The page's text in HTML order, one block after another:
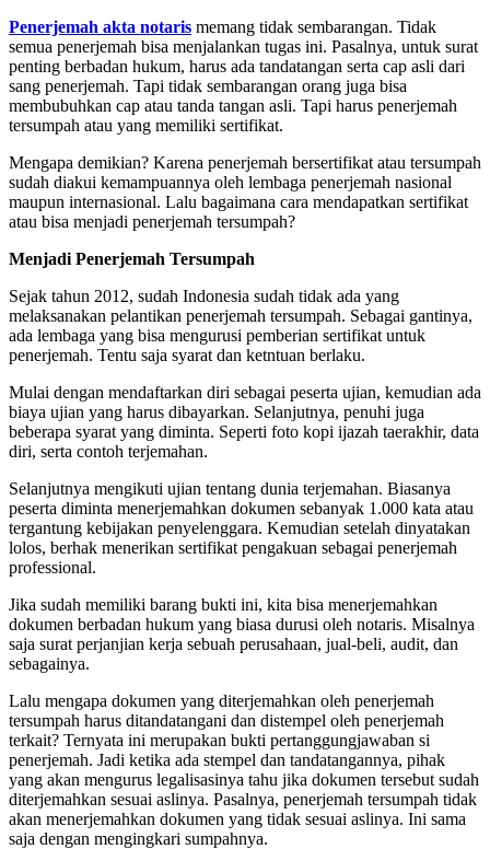
Penerjemah akta notaris memang tidak sembarangan. Tidak
semua penerjemah bisa menjalankan tugas ini. Pasalnya, untuk surat
penting berbadan hukum, harus ada tandatangan serta cap asli dari
sang penerjemah. Tapi tidak sembarangan orang juga bisa
membubuhkan cap atau tanda tangan asli. Tapi harus penerjemah
tersumpah atau yang memiliki sertifikat.
Mengapa demikian? Karena penerjemah bersertifikat atau tersumpah
sudah diakui kemampuannya oleh lembaga penerjemah nasional
maupun internasional. Lalu bagaimana cara mendapatkan sertifikat
atau bisa menjadi penerjemah tersumpah?
Menjadi Penerjemah Tersumpah
Sejak tahun 2012, sudah Indonesia sudah tidak ada yang
melaksanakan pelantikan penerjemah tersumpah. Sebagai gantinya,
ada lembaga yang bisa mengurusi pemberian sertifikat untuk
penerjemah. Tentu saja syarat dan ketntuan berlaku.
Mulai dengan mendaftarkan diri sebagai peserta ujian, kemudian ada
biaya ujian yang harus dibayarkan. Selanjutnya, penuhi juga
beberapa syarat yang diminta. Seperti foto kopi ijazah taerakhir, data
diri, serta contoh terjemahan.
Selanjutnya mengikuti ujian tentang dunia terjemahan. Biasanya
peserta diminta menerjemahkan dokumen sebanyak 1.000 kata atau
tergantung kebijakan penyelenggara. Kemudian setelah dinyatakan
lolos, berhak menerikan sertifikat pengakuan sebagai penerjemah
professional.
Jika sudah memiliki barang bukti ini, kita bisa menerjemahkan
dokumen berbadan hukum yang biasa durusi oleh notaris. Misalnya
saja surat perjanjian kerja sebuah perusahaan, jual-beli, audit, dan
sebagainya.
Lalu mengapa dokumen yang diterjemahkan oleh penerjemah
tersumpah harus ditandatangani dan distempel oleh penerjemah
terkait? Ternyata ini merupakan bukti pertanggungjawaban si
penerjemah. Jadi ketika ada stempel dan tandatangannya, pihak
yang akan mengurus legalisasinya tahu jika dokumen tersebut sudah
diterjemahkan sesuai aslinya. Pasalnya, penerjemah tersumpah tidak
akan menerjemahkan dokumen yang tidak sesuai aslinya. Ini sama
saja dengan mengingkari sumpahnya.